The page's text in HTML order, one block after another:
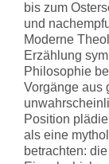
bis zum
und
Moderne
Erzählung
Philosophie
Vorgänge aus
Position
als eine
betrachten: